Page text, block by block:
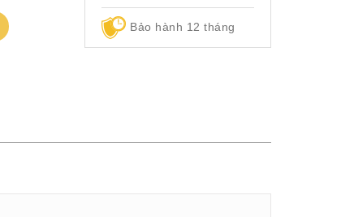
Bảo hành 12 tháng